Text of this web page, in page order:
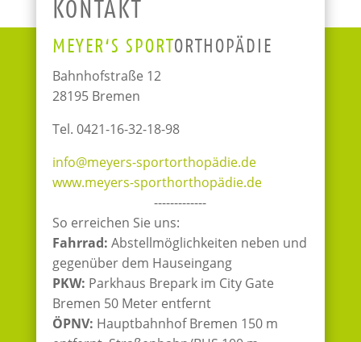
KONTAKT
MEYER‘S SPORTORTHOPÄDIE
Bahnhofstraße 12
28195 Bremen
Tel. 0421-16-32-18-98
info@meyers-sportorthopädie.de
www.meyers-sporthorthopädie.de
-------------
So erreichen Sie uns:
Fahrrad: Abstellmöglichkeiten neben und
gegenüber dem Hauseingang
PKW: Parkhaus Brepark im City Gate
Bremen 50 Meter entfernt
ÖPNV: Hauptbahnhof Bremen 150 m